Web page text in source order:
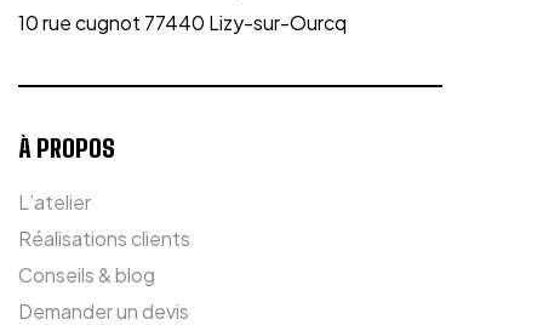
10 rue cugnot 77440 Lizy-sur-Ourcq
À PROPOS
L’atelier
Réalisations clients
Conseils & blog
Demander un devis